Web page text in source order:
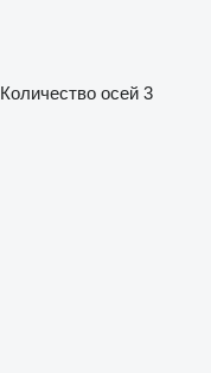
Количество осей 3